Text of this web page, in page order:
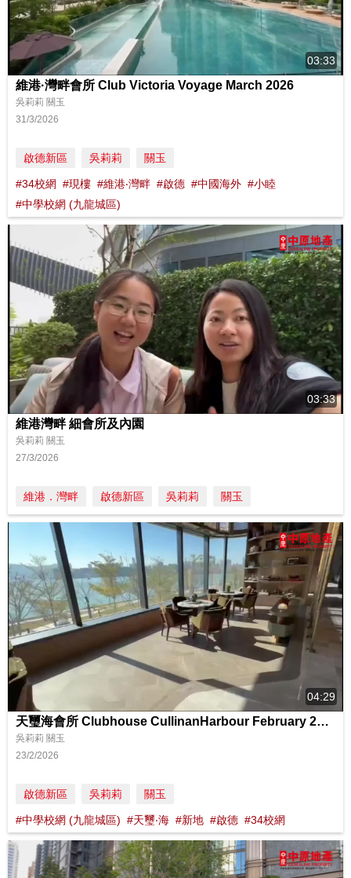
03:33
維港·灣畔會所 Club Victoria Voyage March 2026
吳莉莉 關玉
31/3/2026
啟德新區 吳莉莉 關玉
#34校網 #現樓 #維港‧灣畔 #啟德 #中國海外 #小睦
#中學校網 (九龍城區)
03:33
維港灣畔 細會所及內園
吳莉莉 關玉
27/3/2026
維港．灣畔 啟德新區 吳莉莉 關玉
04:29
天璽海會所 Clubhouse CullinanHarbour February 2026
吳莉莉 關玉
23/2/2026
啟德新區 吳莉莉 關玉
#中學校網 (九龍城區) #天璽‧海 #新地 #啟德 #34校網